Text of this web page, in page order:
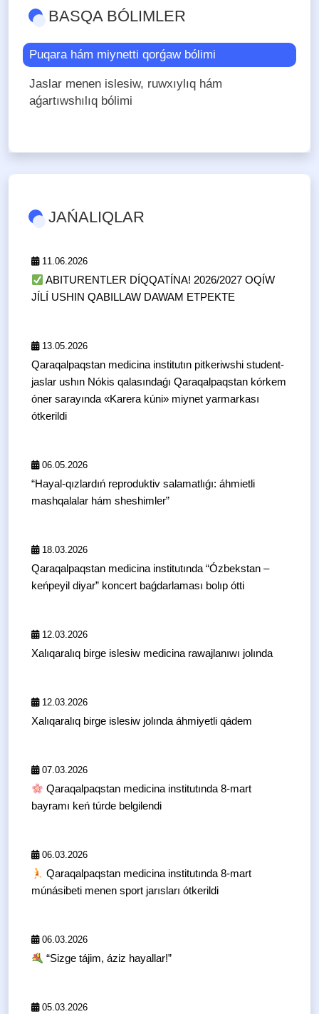
BASQA BÓLIMLER
Puqara hám miynetti qorǵaw bólimi
Jaslar menen islesiw, ruwxıylıq hám
aǵartıwshılıq bólimi
JAŃALIQLAR
11.06.2026
ABITURENTLER DÍQQATÍNA! 2026/2027 OQÍW
JÍLÍ USHIN QABILLAW DAWAM ETPEKTE
13.05.2026
Qaraqalpaqstan medicina institutın pitkeriwshi student-
jaslar ushın Nókis qalasındaǵı Qaraqalpaqstan kórkem
óner sarayında «Karera kúni» miynet yarmarkası
ótkerildi
06.05.2026
“Hayal-qızlardıń reproduktiv salamatlıǵı: áhmietli
mashqalalar hám sheshimler”
18.03.2026
Qaraqalpaqstan medicina institutında “Ózbekstan –
keńpeyil diyar” koncert baǵdarlaması bolıp ótti
12.03.2026
Xalıqaralıq birge islesiw medicina rawajlanıwı jolında
12.03.2026
Xalıqaralıq birge islesiw jolında áhmiyetli qádem
07.03.2026
Qaraqalpaqstan medicina institutında 8-mart
bayramı keń túrde belgilendi
06.03.2026
Qaraqalpaqstan medicina institutında 8-mart
múnásibeti menen sport jarısları ótkerildi
06.03.2026
“Sizge tájim, áziz hayallar!”
05.03.2026